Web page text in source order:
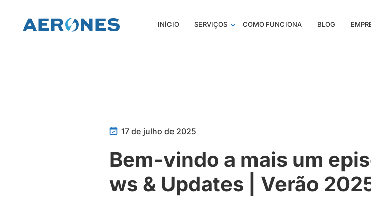
INÍCIO SERVIÇOS COMO FUNCIONA BLOG
17 de julho de 2025
Bem-vindo a mais um
ws & Updates | Verão